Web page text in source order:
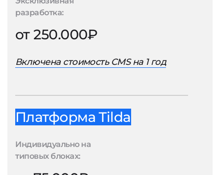
разработка:
от 250.000₽
Включена стоимость CMS на 1 год
Платформа Tilda
Индивидуально на
типовых блоках: